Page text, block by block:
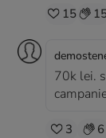
15
70k lei.
3 6